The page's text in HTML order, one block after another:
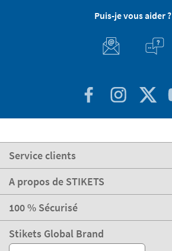
Puis-je vous aider ?
Service clients
A propos de STIKETS
100 % Sécurisé
Stikets Global Brand